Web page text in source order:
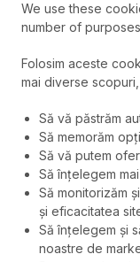
We use these
number of
Folosim aceste
mai diverse
Să vă păstrăm
Să memorăm
Să vă putem
Să înțelegem
Să monitorizăm
și eficacitatea
Să înțelegem și
noastre de